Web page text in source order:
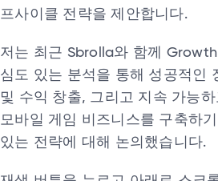
프사이클 전략을 제안합니다.
저는 최근 Sbrolla와 함께
심도 있는 분석을 통해 성공적인
및 수익 창출, 그리고 지속 가능
모바일 게임 비즈니스를 구축하
있는 전략에 대해 논의했습니다.